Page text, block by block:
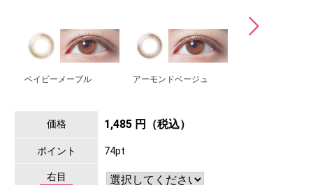
ベイビーメープル アーモンドベージュ
価格 1,485 円（税込）
ポイント 74pt
右目